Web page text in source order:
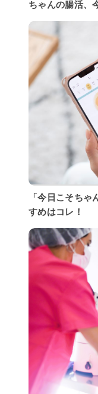
ちゃんの腸活、
「今日こそち
すめはコレ！